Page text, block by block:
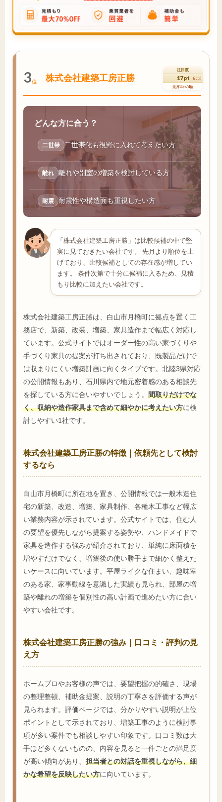
3位 株式会社建築工房正勝
注目度
17pt (3pt↑)
先月14pt / 4位
どんな方に合う？
二世帯 二世帯化も視野に入れて考えたい方
離れ 離れや別室の増築を検討している方
耐震 耐震性や構造面も重視したい方
「株式会社建築工房正勝」は比較候補の中で堅
実に見ておきたい会社です。 先月より順位を上
げており、比較候補としての存在感が増してい
ます。 条件次第で十分に候補に入るため、見積
もり比較に加えたい会社です。
株式会社建築工房正勝は、白山市月橋町に拠点を置く工
務店で、新築、改装、増築、家具造作まで幅広く対応し
ています。公式サイトではオーダー性の高い家づくりや
手づくり家具の提案が打ち出されており、既製品だけで
は収まりにくい増築計画に向くタイプです。北陸3県対応
の公開情報もあり、石川県内で地元密着感のある相談先
を探している方に合いやすいでしょう。 間取りだけでな
く、収納や造作家具まで含めて細やかに考えたい方に検
討しやすい1社です。
株式会社建築工房正勝の特徴｜依頼先として検討
するなら
白山市月橋町に所在地を置き、公開情報では一般木造住
宅の新築、改造、増築、家具制作、各種木工事など幅広
い業務内容が示されています。公式サイトでは、住む人
の要望を優先しながら提案する姿勢や、ハンドメイドで
家具を造作する強みが紹介されており、単純に床面積を
増やすだけでなく、増築後の使い勝手まで細かく整えた
いケースに向いています。平屋ライクな住まい、趣味室
のある家、家事動線を意識した実績も見られ、部屋の増
築や離れの増築を個別性の高い計画で進めたい方に合い
やすい会社です。
株式会社建築工房正勝の強み｜口コミ・評判の見
え方
ホームプロやお客様の声では、要望把握の的確さ、現場
の整理整頓、補助金提案、説明の丁寧さを評価する声が
見られます。評価ページでは、分かりやすい説明が上位
ポイントとして示されており、増築工事のように検討事
項が多い案件でも相談しやすい印象です。口コミ数は大
手ほど多くないものの、内容を見ると一件ごとの満足度
が高い傾向があり、 担当者との対話を重視しながら、細
かな希望を反映したい方に向いています。